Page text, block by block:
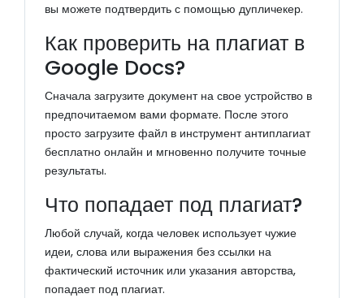
вы можете подтвердить с помощью дупличекер.
Как проверить на плагиат в
Google Docs?
Сначала загрузите документ на свое устройство в
предпочитаемом вами формате. После этого
просто загрузите файл в инструмент антиплагиат
бесплатно онлайн и мгновенно получите точные
результаты.
Что попадает под плагиат?
Любой случай, когда человек использует чужие
идеи, слова или выражения без ссылки на
фактический источник или указания авторства,
попадает под плагиат.